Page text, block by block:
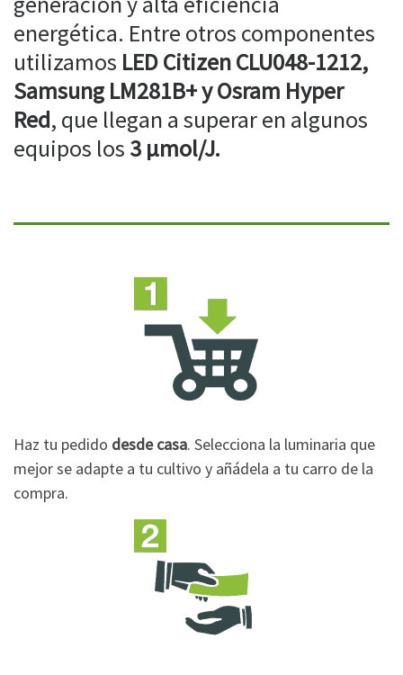
energética. Entre otros componentes
utilizamos LED Citizen CLU048-1212,
Samsung LM281B+ y Osram Hyper
Red, que llegan a superar en algunos
equipos los 3 µmol/J.
Haz tu pedido desde casa. Selecciona la luminaria que
mejor se adapte a tu cultivo y añádela a tu carro de la
compra.